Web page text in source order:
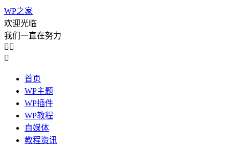
WP之家
欢迎光临
我们一直在努力
 

首页
WP主题
WP插件
WP教程
自媒体
教程资讯